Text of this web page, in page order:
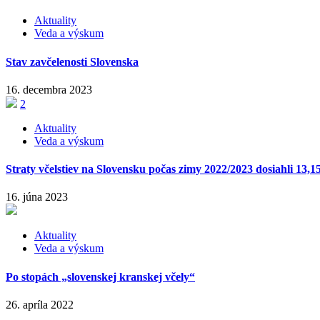
Aktuality
Veda a výskum
Stav zavčelenosti Slovenska
16. decembra 2023
2
Aktuality
Veda a výskum
Straty včelstiev na Slovensku počas zimy 2022/2023 dosiahli
16. júna 2023
Aktuality
Veda a výskum
Po stopách „slovenskej kranskej včely“
26. apríla 2022